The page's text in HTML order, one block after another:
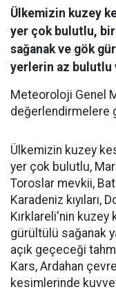
Ülkemizin kuzey
yer çok bulutlu,
sağanak ve gök
yerlerin az bulutlu
Meteoroloji Genel
değerlendirmelere
Ülkemizin kuzey
yer çok bulutlu,
Toroslar mevkii,
Karadeniz
Kırklareli'nin
gürültülü sağanak
açık geçeceği
Kars, Ardahan
kesimlerinde